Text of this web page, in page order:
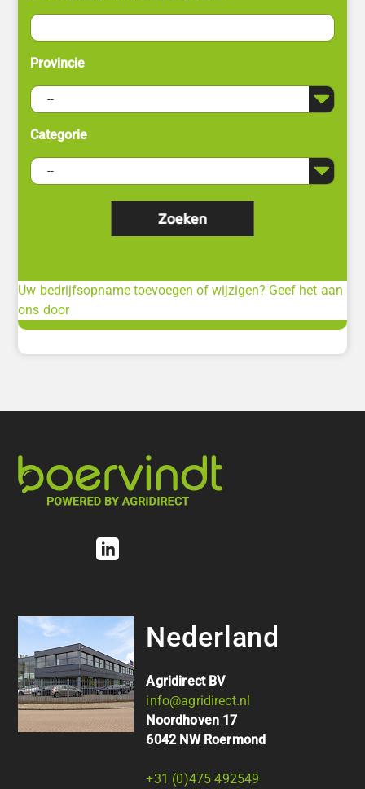
Provincie
Categorie
Uw bedrijfsopname toevoegen of wijzigen? Geef het aan
ons door
Nederland
Agridirect BV
info@agridirect.nl
Noordhoven 17
6042 NW Roermond
+31 (0)475 492549